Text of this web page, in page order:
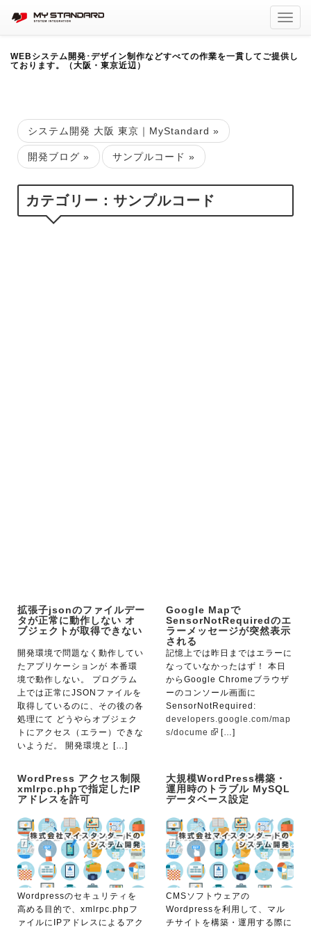
WEBシステム開発･デザイン制作などすべての作業を一貫してご提供し
ております。（大阪・東京近辺）
システム開発 大阪 東京｜MyStandard »
開発ブログ » サンプルコード »
カテゴリー：サンプルコード
拡張子jsonのファイルデー
タが正常に動作しない オ
ブジェクトが取得できない
開発環境で問題なく動作してい
たアプリケーションが 本番環
境で動作しない。 プログラム
上では正常にJSONファイルを
取得しているのに、その後の各
処理にて どうやらオブジェク
トにアクセス（エラー）できな
いようだ。 開発環境と […]
Google Mapで
SensorNotRequiredのエ
ラーメッセージが突然表示
される
記憶上では昨日まではエラーに
なっていなかったはず！ 本日
からGoogle Chromeブラウザ
ーのコンソール画面に
SensorNotRequired:
developers.google.com/map
s/docume
[…]
WordPress アクセス制限
xmlrpc.phpで指定したIP
アドレスを許可
Wordpressのセキュリティを
高める目的で、xmlrpc.phpフ
ァイルにIPアドレスによるアク
大規模WordPress構築・
運用時のトラブル MySQL
データベース設定
CMSソフトウェアの
Wordpressを利用して、マル
チサイトを構築・運用する際に